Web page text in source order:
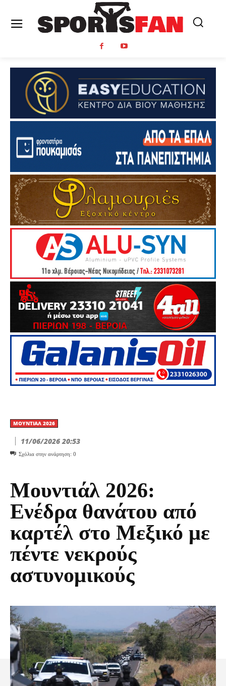
ΜΟΥΝΤΙΆΛ 2026
11/06/2026 20:53
Σχόλια στην ανάρτηση: 0
Μουντιάλ 2026:
Ενέδρα θανάτου από
καρτέλ στο Μεξικό με
πέντε νεκρούς
αστυνομικούς